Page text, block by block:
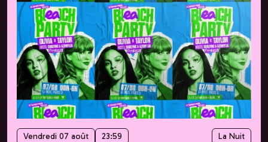
Vendredi 07 août 23:59 La Nuit